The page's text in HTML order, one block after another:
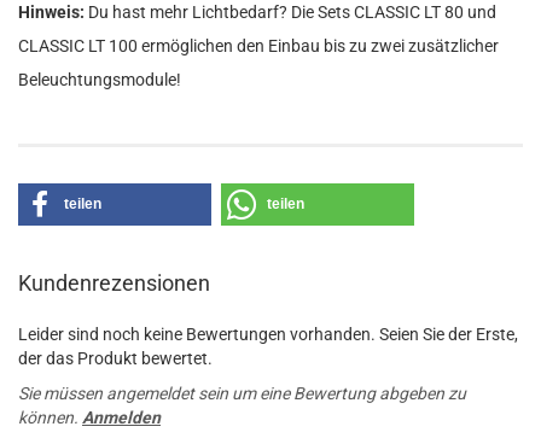
Hinweis: Du hast mehr Lichtbedarf? Die Sets CLASSIC LT 80 und
CLASSIC LT 100 ermöglichen den Einbau bis zu zwei zusätzlicher
Beleuchtungsmodule!
teilen teilen
Kundenrezensionen
Leider sind noch keine Bewertungen vorhanden. Seien Sie der Erste,
der das Produkt bewertet.
Sie müssen angemeldet sein um eine Bewertung abgeben zu
können. Anmelden